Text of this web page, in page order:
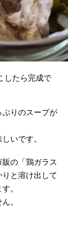
りのスープが
いです。
の「鶏ガラス
と溶け出して
。
。